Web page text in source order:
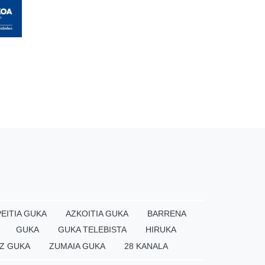
GUKA AZKOITIA GUKA
BARRENA
GUKA
GUKA TELEBISTA
HIRUKA
GUKA
ZUMAIA GUKA 28 KANALA